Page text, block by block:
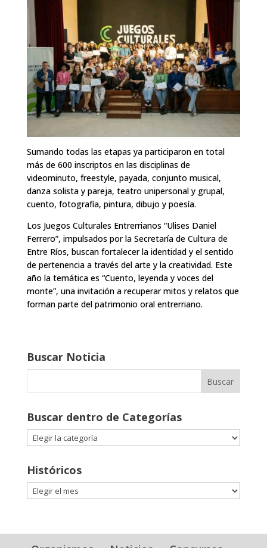
Sumando todas las etapas ya participaron en total
más de 600 inscriptos en las disciplinas de
videominuto, freestyle, payada, conjunto musical,
danza solista y pareja, teatro unipersonal y grupal,
cuento, fotografía, pintura, dibujo y poesía.
Los Juegos Culturales Entrerrianos “Ulises Daniel
Ferrero”, impulsados por la Secretaría de Cultura de
Entre Ríos, buscan fortalecer la identidad y el sentido
de pertenencia a través del arte y la creatividad. Este
año la temática es “Cuento, leyenda y voces del
monte”, una invitación a recuperar mitos y relatos que
forman parte del patrimonio oral entrerriano.
Buscar Noticia
Buscar dentro de Categorías
Buscar
dentro
Categorías
Históricos
Históricos